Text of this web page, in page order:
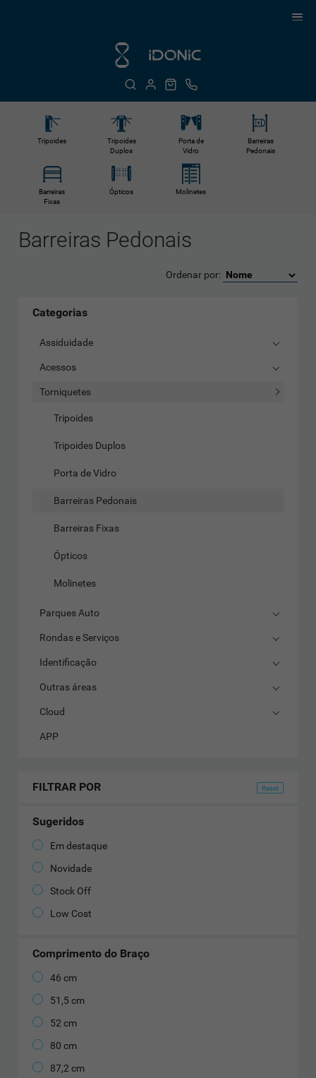
Tripoides
Tripoides
Duplos
Porta de
Vidro
Barreiras
Pedonais
Barreiras
Fixas
Ópticos Molinetes
Barreiras Pedonais
Ordenar por:
Categorias
Assiduidade
Acessos
Torniquetes
Tripoides
Tripoides Duplos
Porta de Vidro
Barreiras Pedonais
Barreiras Fixas
Ópticos
Molinetes
Parques Auto
Rondas e Serviços
Identificação
Outras áreas
Cloud
APP
FILTRAR POR
Sugeridos
Em destaque
Novidade
Stock Off
Low Cost
Comprimento do Braço
46 cm
51,5 cm
52 cm
80 cm
87,2 cm